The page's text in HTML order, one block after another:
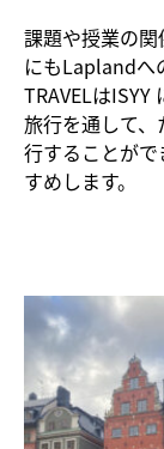
課題や授業の
にもLaplandへ
TRAVELはISYY
旅行を通して
行することが
すめします。